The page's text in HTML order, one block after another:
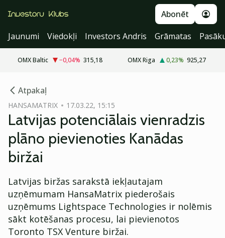
Abonēt
Jaunumi
Viedokļi Investors Andris Grāmatas
OMX Baltic −0,04% 315,18 OMX Riga 0,23% 925,27
Atpakaļ
HANSAMATRIX 17.03.22, 15:15
Latvijas potenciālais vienradzis
plāno pievienoties Kanādas
biržai
Latvijas biržas sarakstā iekļautajam
uzņēmumam HansaMatrix piederošais
uzņēmums Lightspace Technologies ir nolēmis
sākt kotēšanas procesu, lai pievienotos
Toronto TSX Venture biržai.